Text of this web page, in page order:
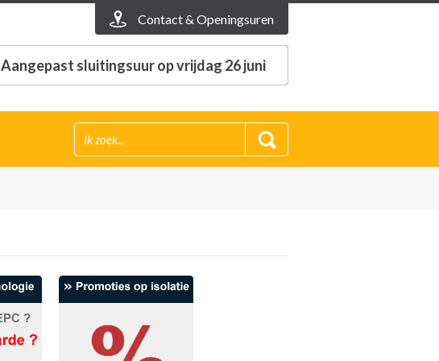
Contact & Openingsuren
Aangepast sluitingsuur op vrijdag 26 juni